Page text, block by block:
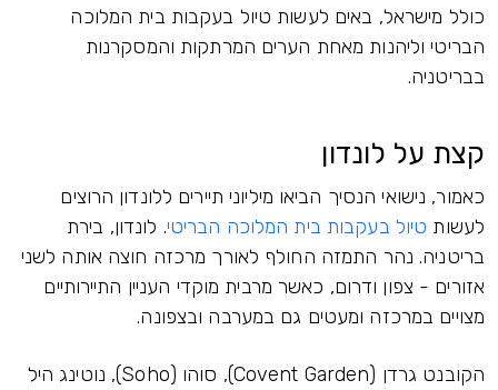
כולל מישראל, באים לעשות טיול בעקבות בית המלוכה
הבריטי וליהנות מאחת הערים המרתקות והמסקרנות
בבריטניה.
קצת על לונדון
כאמור, נישואי הנסיך הביאו מיליוני תיירים ללונדון הרוצים
לעשות טיול בעקבות בית המלוכה הבריטי. לונדון, בירת
בריטניה. נהר התמזה החולף לאורך מרכזה חוצה אותה לשני
אזורים - צפון ודרום, כאשר מרבית מוקדי העניין התיירותיים
מצויים במרכזה ומעטים גם במערבה ובצפונה.
הקובנט גרדן (Covent Garden), סוהו (Soho), נוטינג היל